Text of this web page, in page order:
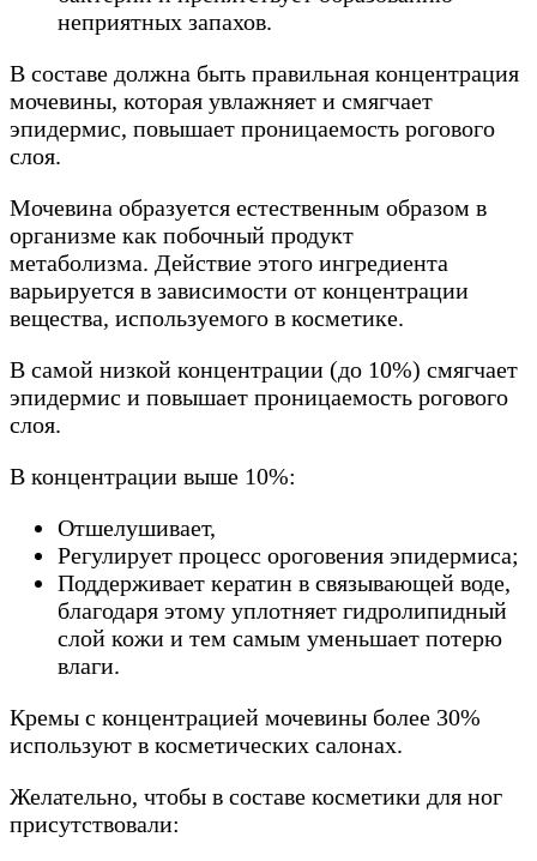
неприятных запахов.
В составе должна быть правильная концентрация
мочевины, которая увлажняет и смягчает
эпидермис, повышает проницаемость рогового
слоя.
Мочевина образуется естественным образом в
организме как побочный продукт
метаболизма. Действие этого ингредиента
варьируется в зависимости от концентрации
вещества, используемого в косметике.
В самой низкой концентрации (до 10%) смягчает
эпидермис и повышает проницаемость рогового
слоя.
В концентрации выше 10%:
Отшелушивает,
Регулирует процесс ороговения эпидермиса;
Поддерживает кератин в связывающей воде,
благодаря этому уплотняет гидролипидный
слой кожи и тем самым уменьшает потерю
влаги.
Кремы с концентрацией мочевины более 30%
используют в косметических салонах.
Желательно, чтобы в составе косметики для ног
присутствовали: